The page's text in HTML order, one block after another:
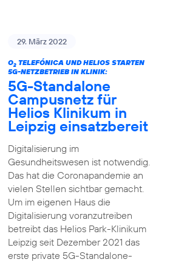
29. März 2022
O2TELEFÓNICA UND HELIOS STARTEN
5G-NETZBETRIEB IN KLINIK:
5G-Standalone
Campusnetz für
Helios Klinikum in
Leipzig einsatzbereit
Digitalisierung im
Gesundheitswesen ist notwendig.
Das hat die Coronapandemie an
vielen Stellen sichtbar gemacht.
Um im eigenen Haus die
Digitalisierung voranzutreiben
betreibt das Helios Park-Klinikum
Leipzig seit Dezember 2021 das
erste private 5G-Standalone-